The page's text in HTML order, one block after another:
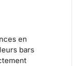
en
bars